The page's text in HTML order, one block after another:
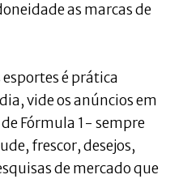
as marcas de
é prática
vide os anúncios em
Fórmula 1- sempre
frescor, desejos,
de mercado que